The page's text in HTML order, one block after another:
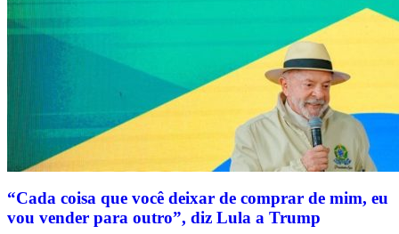
“Cada coisa que você deixar de comprar de mim, eu
vou vender para outro”, diz Lula a Trump